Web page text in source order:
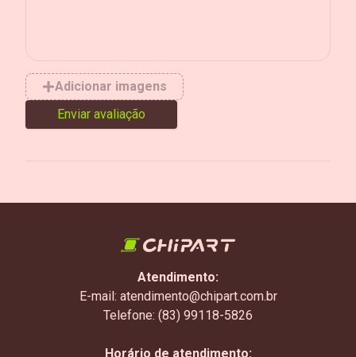
Adicionar imagens
Enviar avaliação
Atendimento:
E-mail: atendimento@chipart.com.br
Telefone: (83) 99118-5826
Horário de atendimento: